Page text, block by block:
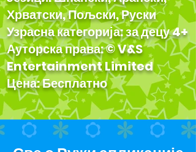
Хрватски, Пољски, Руски
Узрасна категорија: за децу 4+
Ауторска права: © V&S
Entertainment Limited
Цена: Бесплатно